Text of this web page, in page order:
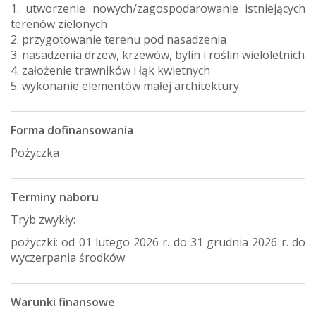
1. utworzenie nowych/zagospodarowanie istniejących
terenów zielonych
2. przygotowanie terenu pod nasadzenia
3. nasadzenia drzew, krzewów, bylin i roślin wieloletnich
4. założenie trawników i łąk kwietnych
5. wykonanie elementów małej architektury
Forma dofinansowania
Pożyczka
Terminy naboru
Tryb zwykły:
pożyczki: od 01 lutego 2026 r. do 31 grudnia 2026 r. do
wyczerpania środków
Warunki finansowe